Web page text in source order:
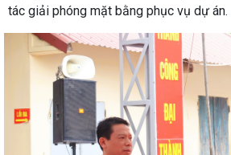
tác giải phóng mặt bằng phục vụ dự án.